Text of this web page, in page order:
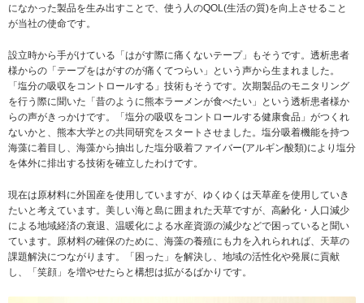
になかった製品を生み出すことで、使う人のQOL(生活の質)を向上させること
が当社の使命です。
設立時から手がけている「はがす際に痛くないテープ」もそうです。透析患者
様からの「テープをはがすのが痛くてつらい」という声から生まれました。
「塩分の吸収をコントロールする」技術もそうです。次期製品のモニタリング
を行う際に聞いた「昔のように熊本ラーメンが食べたい」という透析患者様か
らの声がきっかけです。「塩分の吸収をコントロールする健康食品」がつくれ
ないかと、熊本大学との共同研究をスタートさせました。塩分吸着機能を持つ
海藻に着目し、海藻から抽出した塩分吸着ファイバー(アルギン酸類)により塩分
を体外に排出する技術を確立したわけです。
現在は原材料に外国産を使用していますが、ゆくゆくは天草産を使用していき
たいと考えています。美しい海と島に囲まれた天草ですが、高齢化・人口減少
による地域経済の衰退、温暖化による水産資源の減少などで困っていると聞い
ています。原材料の確保のために、海藻の養殖にも力を入れられれば、天草の
課題解決につながります。「困った」を解決し、地域の活性化や発展に貢献
し、「笑顔」を増やせたらと構想は拡がるばかりです。